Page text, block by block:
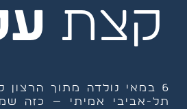
קצת
6 במאי נולדה מתוך
תל-אביבי אמיתי — כזה